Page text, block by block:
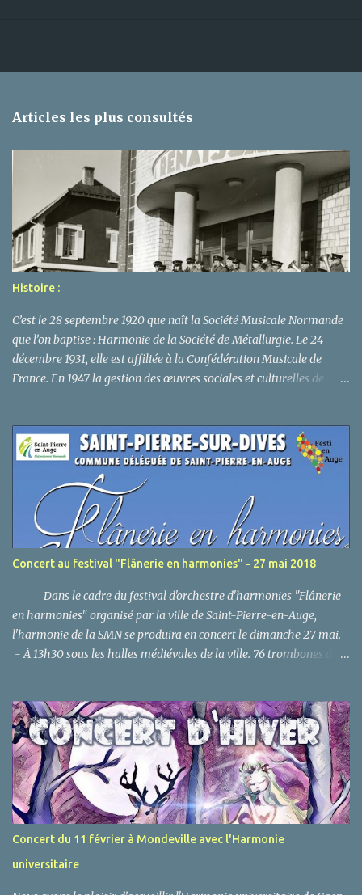
Articles les plus consultés
Histoire :
C’est le 28 septembre 1920 que naît la Société Musicale Normande
que l’on baptise : Harmonie de la Société de Métallurgie. Le 24
décembre 1931, elle est affiliée à la Confédération Musicale de
France. En 1947 la gestion des œuvres sociales et culturelles de
devint alors association indépendante régie par la loi du 5 juillet
1901 et prit le nom de « Société Musicale Normande » conservant
le sigle S.M.N. pour rappeler et souligner les rapports étroits qui la
lient à la Société Métallurgique de Normandie rebaptisées elle
aussi. Suite à la fermeture de l’usine en novembre 1993 et la
cessation des subventions attribuées par le Comité d’Entreprise,
l’association est reprise financièrement par la mairie de
Mondeville et sera depuis le 5 mai 1995 la « Société Musicale
Normande de Mondeville ». Le siège social est situé 4 rue de
l'hostellerie, 14120 Monde...
Concert au festival "Flânerie en harmonies" - 27 mai 2018
Dans le cadre du festival d'orchestre d'harmonies "Flânerie
en harmonies" organisé par la ville de Saint-Pierre-en-Auge,
l'harmonie de la SMN se produira en concert le dimanche 27 mai.
- À 13h30 sous les halles médiévales de la ville. 76 trombones de
17h , l'ensemble des harmonies se réuniront pour un concert
réunissant 170 musiciens. Deep River de Ted Parson Moment for
Morricone d'Ennio Morricone Crazy little thing called de Freddie
Mercury The Blues factory de Jacob de Haan N'hésitez pas à
profiter de l'ensemble du festival tout le week-end du 26 et 27 mai,
où de nombreux concerts et animations vous seront proposés
(repas en musique, aubades, concerts, ...). Événement Facebook
Concert du 11 février à Mondeville avec l'Harmonie
universitaire